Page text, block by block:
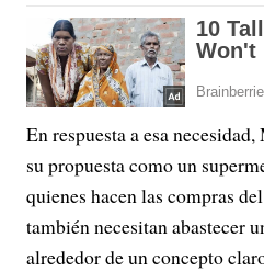
En respuesta a esa
su propuesta como un
quienes hacen las compras
también necesitan abastecer
alrededor de un concepto